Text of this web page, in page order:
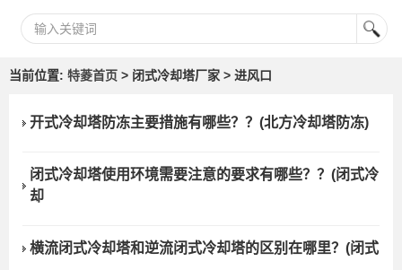
当前位置: 特菱首页 > 闭式冷却塔厂家 > 进风口
开式冷却塔防冻主要措施有哪些？？(北方冷却塔防冻)
闭式冷却塔使用环境需要注意的要求有哪些？？(闭式冷
却
横流闭式冷却塔和逆流闭式冷却塔的区别在哪里？(闭式